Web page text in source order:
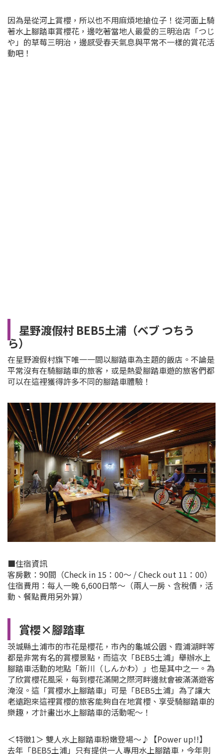
因為是從河上賞櫻，所以也不用麻煩地搶位子！從河面上騎
著水上腳踏車賞櫻花，邊吃著當地人最愛的三明治店「つじ
や」的草莓三明治，邊感受春天氣息與平常不一樣的賞花活
動吧！
星野渡假村 BEB5土浦（ベブ つちう
ら）
在星野渡假村旗下唯一一間以腳踏車為主題的飯店。不論是
平常沒有在騎腳踏車的旅客，或是熱愛腳踏車遊的旅客們都
可以在這裡獲得許多不同的腳踏車體驗！
■住宿資訊
客房數：90間（Check in 15：00～ / Check out 11：00）
住宿費用：每人一晚 6,600日幣～（兩人一房、含稅價，活
動、餐點費用另外算）
賞櫻×腳踏車
茨城縣土浦市的市花是櫻花，市內的龜城公園、霞浦湖畔等
都是非常有名的賞櫻景點，而這次「BEB5土浦」舉辦水上
腳踏車活動的地點「新川（しんかわ）」也是其中之一。為
了欣賞櫻花風采，每到櫻花滿開之際河畔邊就會被滿滿遊客
淹沒。這「賞櫻水上腳踏車」可是「BEB5土浦」為了讓大
老遠跑來這裡賞櫻的旅客能夠自在地賞櫻、享受騎腳踏車的
樂趣，才計畫出水上腳踏車的活動呢～！
＜特徵1＞ 雙人水上腳踏車粉嫩登場～♪【Power up!!】
去年「BEB5土浦」只有提供一人專用水上腳踏車，今年則